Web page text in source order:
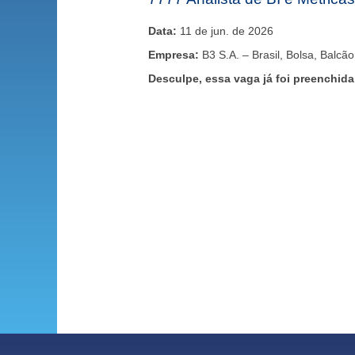
Data: 11 de jun. de 2026
Empresa: B3 S.A. – Brasil, Bolsa, Balcão
Desculpe, essa vaga já foi